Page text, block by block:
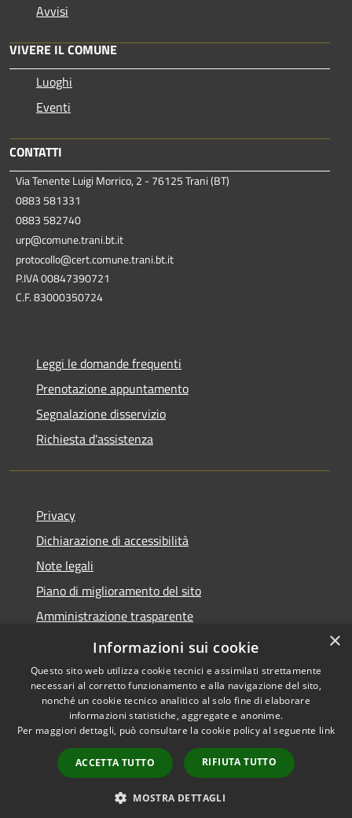
Avvisi
VIVERE IL COMUNE
Luoghi
Eventi
CONTATTI
Via Tenente Luigi Morrico, 2 - 76125 Trani (BT)
0883 581331
0883 582740
urp@comune.trani.bt.it
protocollo@cert.comune.trani.bt.it
P.IVA 00847390721
C.F. 83000350724
Leggi le domande frequenti
Prenotazione appuntamento
Segnalazione disservizio
Richiesta d'assistenza
Privacy
Dichiarazione di accessibilità
Note legali
Piano di miglioramento del sito
Amministrazione trasparente
Albo Pretorio
Accessibilità
Copyright © 2026 • Comune di
Trani • Powered by
Municipium•
Accesso
redazione
×
Informazioni sui cookie
Questo sito web utilizza cookie tecnici e assimilati strettamente
necessari al corretto funzionamento e alla navigazione del sito,
nonché un cookie tecnico analitico al solo fine di elaborare
informazioni statistiche, aggregate e anonime.
Per maggiori dettagli, può consultare la cookie policy al seguente link
ACCETTA TUTTO RIFIUTA TUTTO
MOSTRA DETTAGLI